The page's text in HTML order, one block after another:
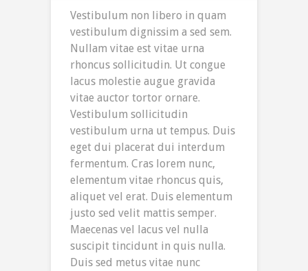
Monk
Walks
His
Path
Vestibulum non libero in quam
vestibulum dignissim a sed sem.
Nullam vitae est vitae urna
rhoncus sollicitudin. Ut congue
lacus molestie augue gravida
vitae auctor tortor ornare.
Vestibulum sollicitudin
vestibulum urna ut tempus. Duis
eget dui placerat dui interdum
fermentum. Cras lorem nunc,
elementum vitae rhoncus quis,
aliquet vel erat. Duis elementum
justo sed velit mattis semper.
Maecenas vel lacus vel nulla
suscipit tincidunt in quis nulla.
Duis sed metus vitae nunc